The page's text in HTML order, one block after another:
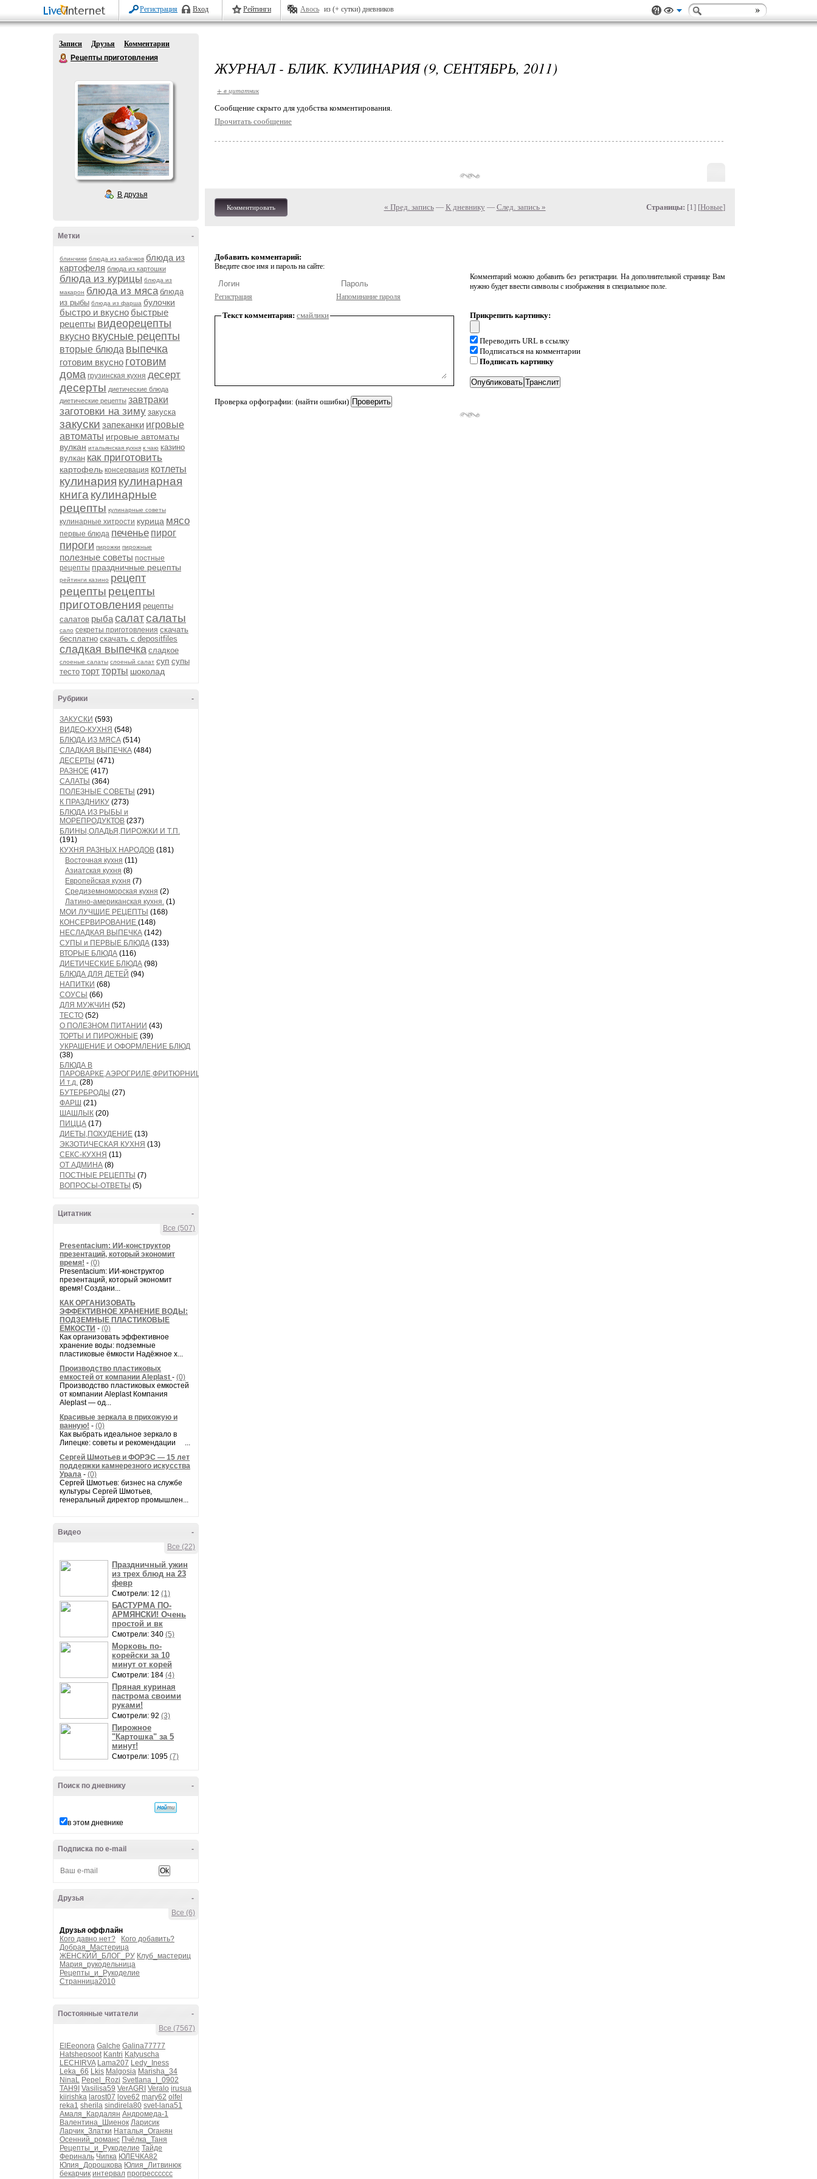
Регистрация Вход Рейтинги Авось из (+ сутки) дневников
Записи Друзья
Комментарии
Рецепты приготовления
В друзья
-
Метки
блинчики блюда из кабачков блюда из
картофеля блюда из картошки
блюда из курицы блюда из
макарон блюда из мяса блюда
из рыбы блюда из фарша булочки
быстро и вкусно быстрые
рецепты видеорецепты
вкусно вкусные рецепты
вторые блюда выпечка
готовим вкусно готовим
дома грузинская кухня десерт
десерты диетические блюда
диетические рецепты завтраки
заготовки на зиму закуска
закуски запеканки игровые
автоматы игровые автоматы
вулкан итальянская кухня к чаю казино
вулкан как приготовить
картофель консервация котлеты
кулинария кулинарная
книга кулинарные
рецепты кулинарные советы
кулинарные хитрости курица мясо
первые блюда печенье пирог
пироги пирожки пирожные
полезные советы постные
рецепты праздничные рецепты
рейтинги казино рецепт
рецепты рецепты
приготовления рецепты
салатов рыбасалатсалаты
сало секреты приготовления скачать
бесплатно скачать с depositfiles
сладкая выпечка сладкое
слоеные салаты слоеный салат суп супы
тесто тортторты шоколад
-
Рубрики
ЗАКУСКИ (593)
ВИДЕО-КУХНЯ (548)
БЛЮДА ИЗ МЯСА (514)
СЛАДКАЯ ВЫПЕЧКА (484)
ДЕСЕРТЫ (471)
РАЗНОЕ (417)
САЛАТЫ (364)
ПОЛЕЗНЫЕ СОВЕТЫ (291)
К ПРАЗДНИКУ (273)
БЛЮДА ИЗ РЫБЫ и
МОРЕПРОДУКТОВ (237)
БЛИНЫ,ОЛАДЬЯ,ПИРОЖКИ И Т.П.
(191)
КУХНЯ РАЗНЫХ НАРОДОВ (181)
Восточная кухня (11)
Азиатская кухня (8)
Европейская кухня (7)
Средиземноморская кухня (2)
Латино-американская кухня. (1)
МОИ ЛУЧШИЕ РЕЦЕПТЫ (168)
КОНСЕРВИРОВАНИЕ (148)
НЕСЛАДКАЯ ВЫПЕЧКА (142)
СУПЫ и ПЕРВЫЕ БЛЮДА (133)
ВТОРЫЕ БЛЮДА (116)
ДИЕТИЧЕСКИЕ БЛЮДА (98)
БЛЮДА ДЛЯ ДЕТЕЙ (94)
НАПИТКИ (68)
СОУСЫ (66)
ДЛЯ МУЖЧИН (52)
ТЕСТО (52)
О ПОЛЕЗНОМ ПИТАНИИ (43)
ТОРТЫ И ПИРОЖНЫЕ (39)
УКРАШЕНИЕ И ОФОРМЛЕНИЕ БЛЮД
(38)
БЛЮДА В
ПАРОВАРКЕ,АЭРОГРИЛЕ,ФРИТЮРНИЦЕ
И т.д. (28)
БУТЕРБРОДЫ (27)
ФАРШ (21)
ШАШЛЫК (20)
ПИЦЦА (17)
ДИЕТЫ,ПОХУДЕНИЕ (13)
ЭКЗОТИЧЕСКАЯ КУХНЯ (13)
СЕКС-КУХНЯ (11)
ОТ АДМИНА (8)
ПОСТНЫЕ РЕЦЕПТЫ (7)
ВОПРОСЫ-ОТВЕТЫ (5)
-
Цитатник
Все (507)
Presentacium: ИИ‑конструктор
презентаций, который экономит
время! - (0)
Presentacium: ИИ‑конструктор
презентаций, который экономит
время! Создани...
КАК ОРГАНИЗОВАТЬ
ЭФФЕКТИВНОЕ ХРАНЕНИЕ ВОДЫ:
ПОДЗЕМНЫЕ ПЛАСТИКОВЫЕ
ЁМКОСТИ - (0)
Как организовать эффективное
хранение воды: подземные
пластиковые ёмкости Надёжное х...
Производство пластиковых
емкостей от компании Aleplast - (0)
Производство пластиковых емкостей
от компании Aleplast Компания
Aleplast — од...
Красивые зеркала в прихожую и
ванную! - (0)
Как выбрать идеальное зеркало в
Липецке: советы и рекомендации ...
Сергей Шмотьев и ФОРЭС — 15 лет
поддержки камнерезного искусства
Урала - (0)
Сергей Шмотьев: бизнес на службе
культуры Сергей Шмотьев,
генеральный директор промышлен...
-
Видео
Все (22)
Праздничный ужин
из трех блюд на 23
февр
Смотрели: 12 (1)
БАСТУРМА ПО-
АРМЯНСКИ! Очень
простой и вк
Смотрели: 340 (5)
Морковь по-
корейски за 10
минут от корей
Смотрели: 184 (4)
Пряная куриная
пастрома своими
руками!
Смотрели: 92 (3)
Пирожное
"Картошка" за 5
минут!
Смотрели: 1095 (7)
-
Поиск по дневнику
в этом дневнике
-
Подписка по e-mail
-
Друзья
Все (6)
Друзья оффлайн
Кого давно нет?
Кого добавить?
Добрая_Мастерица
ЖЕНСКИЙ_БЛОГ_РУ Клуб_мастериц
Мария_рукодельница
Рецепты_и_Рукоделие
Странница2010
-
Постоянные читатели
Все (7567)
ElEeonora Galche Galina77777
Hatshepsoot Kantri Katyuscha
LECHIRVA Lama207 Ledy_Iness
Leka_66 Lkis Malgosia Marisha_34
NinaL Pepel_Rozi Svetlana_I_0902
TAH9I Vasilisa59 VerAGRI Veralo irusua
kiirishka larost07 love62 mary62 olfel
reka1 sherila sindirela80 svet-lana51
Амаля_Кардалян Андромеда-1
Валентина_Шиенок Ларисик
Ларчик_Златки Наталья_Оганян
Осенний_романс Пчёлка_Таня
Рецепты_и_Рукоделие Тайде
Фериналь Чипка ЮЛЕЧКА82
Юлия_Дорошкова Юлия_Литвинюк
бекарчик интервал прогресссссс
ЖУРНАЛ - БЛИК. КУЛИНАРИЯ (9, СЕНТЯБРЬ, 2011)
+ в цитатник
Cообщение скрыто для удобства комментирования.
Прочитать сообщение
Комментировать « Пред. запись— К дневнику — След. запись » Страницы: [1] [Новые]
Добавить комментарий:
Введите свое имя и пароль на сайте:
Регистрация Напоминание пароля
Комментарий можно добавить без регистрации. На дополнительной странице Вам
нужно будет ввести символы с изображения в специальное поле.
Текст комментария: смайлики
Проверка орфографии: (найти ошибки)
Прикрепить картинку:
Переводить URL в ссылку
Подписаться на комментарии
Подписать картинку